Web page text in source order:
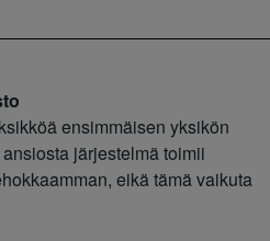
ensimmäisen yksikön
järjestelmä toimii
eikä tämä vaikuta